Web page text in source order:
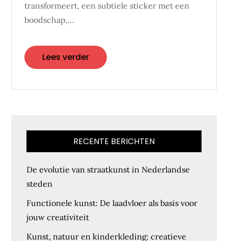
transformeert, een subtiele sticker met een
boodschap,…
Lees verder
RECENTE BERICHTEN
De evolutie van straatkunst in Nederlandse
steden
Functionele kunst: De laadvloer als basis voor
jouw creativiteit
Kunst, natuur en kinderkleding: creatieve